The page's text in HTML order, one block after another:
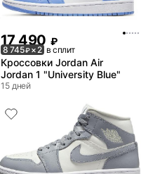
17 490 ₽
8 745₽× 2 в сплит
Кроссовки Jordan Air
Jordan 1 "University Blue"
15 дней